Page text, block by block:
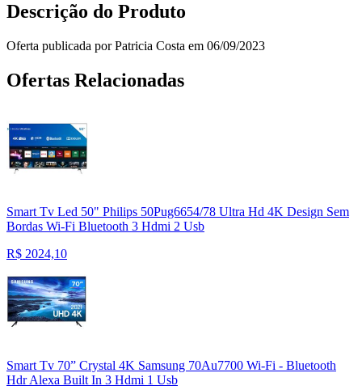
Descrição do Produto
Oferta publicada por Patricia Costa em 06/09/2023
Ofertas Relacionadas
Smart Tv Led 50" Philips 50Pug6654/78 Ultra Hd 4K Design Sem
Bordas Wi-Fi Bluetooth 3 Hdmi 2 Usb
R$ 2024,10
Smart Tv 70” Crystal 4K Samsung 70Au7700 Wi-Fi - Bluetooth
Hdr Alexa Built In 3 Hdmi 1 Usb